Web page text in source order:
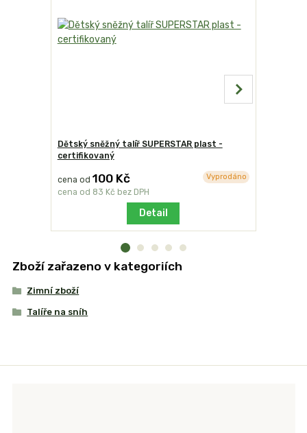
Dětský sněžný talíř SUPERSTAR plast -
certifikovaný
cena od 100 Kč
cena od 83 Kč bez DPH
Vyprodáno
Detail
Zboží zařazeno v kategoriích
Zimní zboží
Talíře na sníh